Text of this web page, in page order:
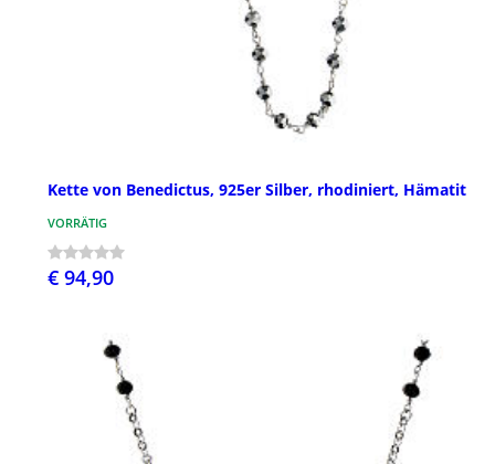
Kette von Benedictus, 925er Silber, rhodiniert, Hämatit
VORRÄTIG
€ 94,90